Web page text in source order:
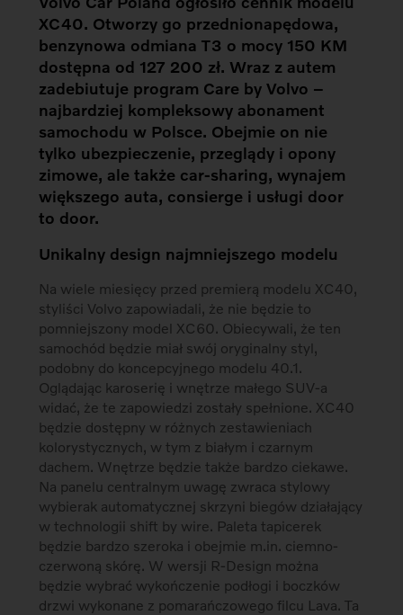
XC40. Otworzy go przednionapędowa,
benzynowa odmiana T3 o mocy 150 KM
dostępna od 127 200 zł. Wraz z autem
zadebiutuje program Care by Volvo –
najbardziej kompleksowy abonament
samochodu w Polsce. Obejmie on nie
tylko ubezpieczenie, przeglądy i opony
zimowe, ale także car-sharing, wynajem
większego auta, consierge i usługi door
to door.
Unikalny design najmniejszego modelu
Na wiele miesięcy przed premierą modelu XC40,
styliści Volvo zapowiadali, że nie będzie to
pomniejszony model XC60. Obiecywali, że ten
samochód będzie miał swój oryginalny styl,
podobny do koncepcyjnego modelu 40.1.
Oglądając karoserię i wnętrze małego SUV-a
widać, że te zapowiedzi zostały spełnione. XC40
będzie dostępny w różnych zestawieniach
kolorystycznych, w tym z białym i czarnym
dachem. Wnętrze będzie także bardzo ciekawe.
Na panelu centralnym uwagę zwraca stylowy
wybierak automatycznej skrzyni biegów działający
w technologii shift by wire. Paleta tapicerek
będzie bardzo szeroka i obejmie m.in. ciemno-
czerwoną skórę. W wersji R-Design można
będzie wybrać wykończenie podłogi i boczków
drzwi wykonane z pomarańczowego filcu Lava. Ta